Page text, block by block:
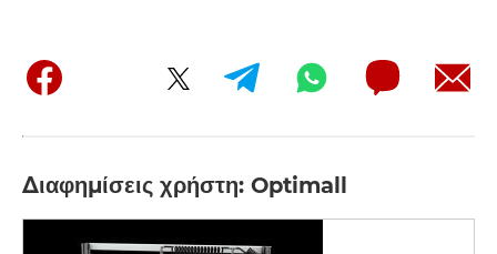
Διαφημίσεις χρήστη: Optimall